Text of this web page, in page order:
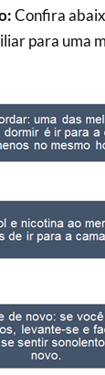
Confira
para uma